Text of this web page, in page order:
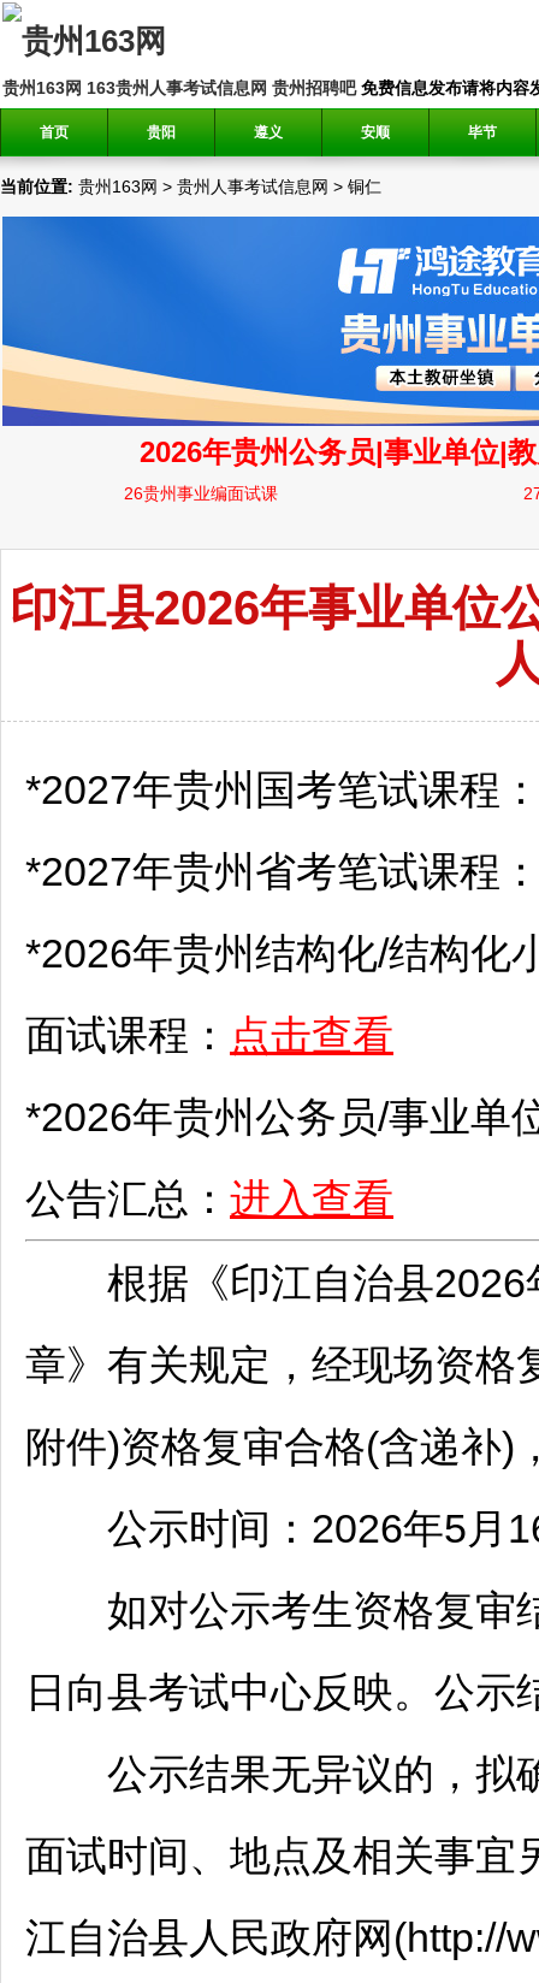
贵州163网 163贵州人事考试信息网 贵州招聘吧免费信息发布请将内容
首页 贵阳 遵义 安顺 毕节
当前位置: 贵州163网 > 贵州人事考试信息网 > 铜仁
印江县2026年事业单位
*2027年贵州国考笔试课程
*2027年贵州省考笔试课程
*2026年贵州结构化/结构化
面试课程： 点击查看
*2026年贵州公务员/事业单
公告汇总： 进入查看
根据《印江自治县2026
章》有关规定，经现场资格
附件)资格复审合格(含递补)
公示时间：2026年5月
如对公示考生资格复审
日向县考试中心反映。公
公示结果无异议的，拟
面试时间、地点及相关事宜
江自治县人民政府网(http://